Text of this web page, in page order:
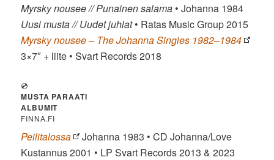
Myrsky nousee // Punainen salama • Johanna 1984
Uusi musta // Uudet juhlat• Ratas Music Group 2015
Myrsky nousee – The Johanna Singles 1982–1984
3×7″ + liite • Svart Records 2018
💿
MUSTA PARAATI
ALBUMIT
FINNA.FI
Peilitalossa
Johanna 1983 • CD Johanna/Love
Kustannus 2001 • LP Svart Records 2013 & 2023